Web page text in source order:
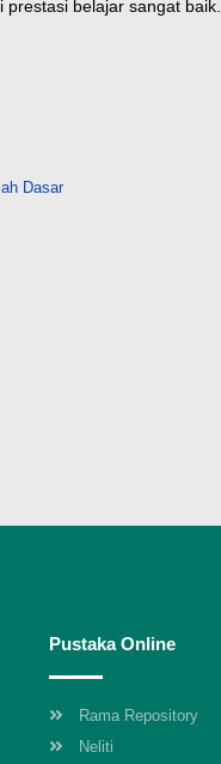
belajar sangat baik.
Dasar
Pustaka Online
Rama Repository
Neliti